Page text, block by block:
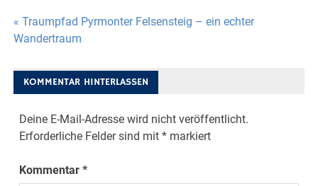
Beitragsnavigation
« Traumpfad Pyrmonter Felsensteig – ein echter
Wandertraum
KOMMENTAR HINTERLASSEN
Deine E-Mail-Adresse wird nicht veröffentlicht.
Erforderliche Felder sind mit* markiert
Kommentar*